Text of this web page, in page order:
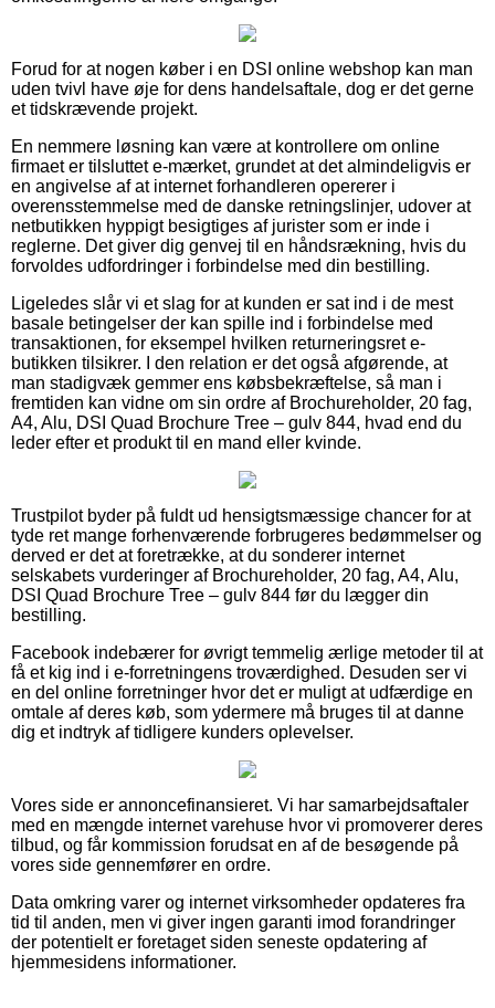
Forud for at nogen køber i en DSI online webshop kan man
uden tvivl have øje for dens handelsaftale, dog er det gerne
et tidskrævende projekt.
En nemmere løsning kan være at kontrollere om online
firmaet er tilsluttet e-mærket, grundet at det almindeligvis er
en angivelse af at internet forhandleren opererer i
overensstemmelse med de danske retningslinjer, udover at
netbutikken hyppigt besigtiges af jurister som er inde i
reglerne. Det giver dig genvej til en håndsrækning, hvis du
forvoldes udfordringer i forbindelse med din bestilling.
Ligeledes slår vi et slag for at kunden er sat ind i de mest
basale betingelser der kan spille ind i forbindelse med
transaktionen, for eksempel hvilken returneringsret e-
butikken tilsikrer. I den relation er det også afgørende, at
man stadigvæk gemmer ens købsbekræftelse, så man i
fremtiden kan vidne om sin ordre af Brochureholder, 20 fag,
A4, Alu, DSI Quad Brochure Tree – gulv 844, hvad end du
leder efter et produkt til en mand eller kvinde.
Trustpilot byder på fuldt ud hensigtsmæssige chancer for at
tyde ret mange forhenværende forbrugeres bedømmelser og
derved er det at foretrække, at du sonderer internet
selskabets vurderinger af Brochureholder, 20 fag, A4, Alu,
DSI Quad Brochure Tree – gulv 844 før du lægger din
bestilling.
Facebook indebærer for øvrigt temmelig ærlige metoder til at
få et kig ind i e-forretningens troværdighed. Desuden ser vi
en del online forretninger hvor det er muligt at udfærdige en
omtale af deres køb, som ydermere må bruges til at danne
dig et indtryk af tidligere kunders oplevelser.
Vores side er annoncefinansieret. Vi har samarbejdsaftaler
med en mængde internet varehuse hvor vi promoverer deres
tilbud, og får kommission forudsat en af de besøgende på
vores side gennemfører en ordre.
Data omkring varer og internet virksomheder opdateres fra
tid til anden, men vi giver ingen garanti imod forandringer
der potentielt er foretaget siden seneste opdatering af
hjemmesidens informationer.